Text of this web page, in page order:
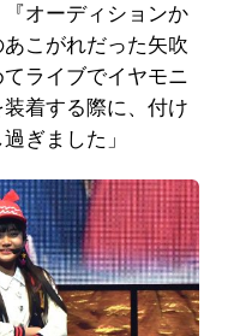
オーディションか
こがれだった矢吹
ライブでイヤモニ
装着する際に、付け
ぎました」